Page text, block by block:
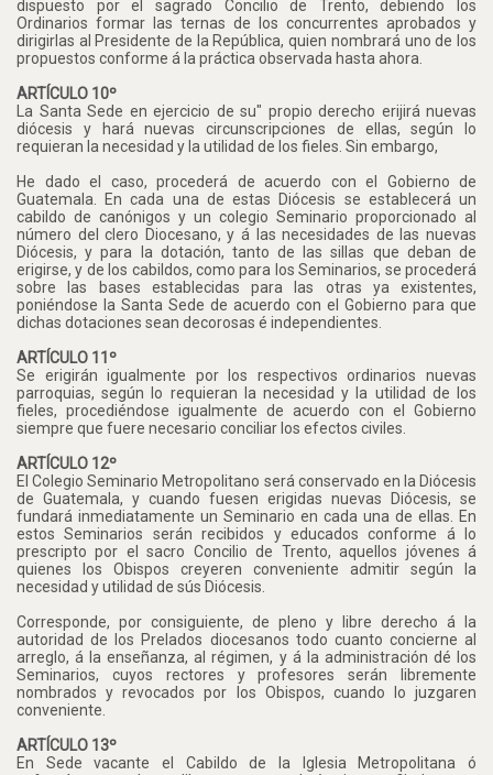
dispuesto por el sagrado Concilio de Trento, debiendo los
Ordinarios formar las ternas de los concurrentes aprobados y
dirigirlas al Presidente de la República, quien nombrará uno de los
propuestos conforme á la práctica observada hasta ahora.
ARTÍCULO 10º
La Santa Sede en ejercicio de su" propio derecho erijirá nuevas
diócesis y hará nuevas circunscripciones de ellas, según lo
requieran la necesidad y la utilidad de los fieles. Sin embargo,
He dado el caso, procederá de acuerdo con el Gobierno de
Guatemala. En cada una de estas Diócesis se establecerá un
cabildo de canónigos y un colegio Seminario proporcionado al
número del clero Diocesano, y á las necesidades de las nuevas
Diócesis, y para la dotación, tanto de las sillas que deban de
erigirse, y de los cabildos, como para los Seminarios, se procederá
sobre las bases establecidas para las otras ya existentes,
poniéndose la Santa Sede de acuerdo con el Gobierno para que
dichas dotaciones sean decorosas é independientes.
ARTÍCULO 11º
Se erigirán igualmente por los respectivos ordinarios nuevas
parroquias, según lo requieran la necesidad y la utilidad de los
fieles, procediéndose igualmente de acuerdo con el Gobierno
siempre que fuere necesario conciliar los efectos civiles.
ARTÍCULO 12º
El Colegio Seminario Metropolitano será conservado en la Diócesis
de Guatemala, y cuando fuesen erigidas nuevas Diócesis, se
fundará inmediatamente un Seminario en cada una de ellas. En
estos Seminarios serán recibidos y educados conforme á lo
prescripto por el sacro Concilio de Trento, aquellos jóvenes á
quienes los Obispos creyeren conveniente admitir según la
necesidad y utilidad de sús Diócesis.
Corresponde, por consiguiente, de pleno y libre derecho á la
autoridad de los Prelados diocesanos todo cuanto concierne al
arreglo, á la enseñanza, al régimen, y á la administración dé los
Seminarios, cuyos rectores y profesores serán libremente
nombrados y revocados por los Obispos, cuando lo juzgaren
conveniente.
ARTÍCULO 13º
En Sede vacante el Cabildo de la Iglesia Metropolitana ó